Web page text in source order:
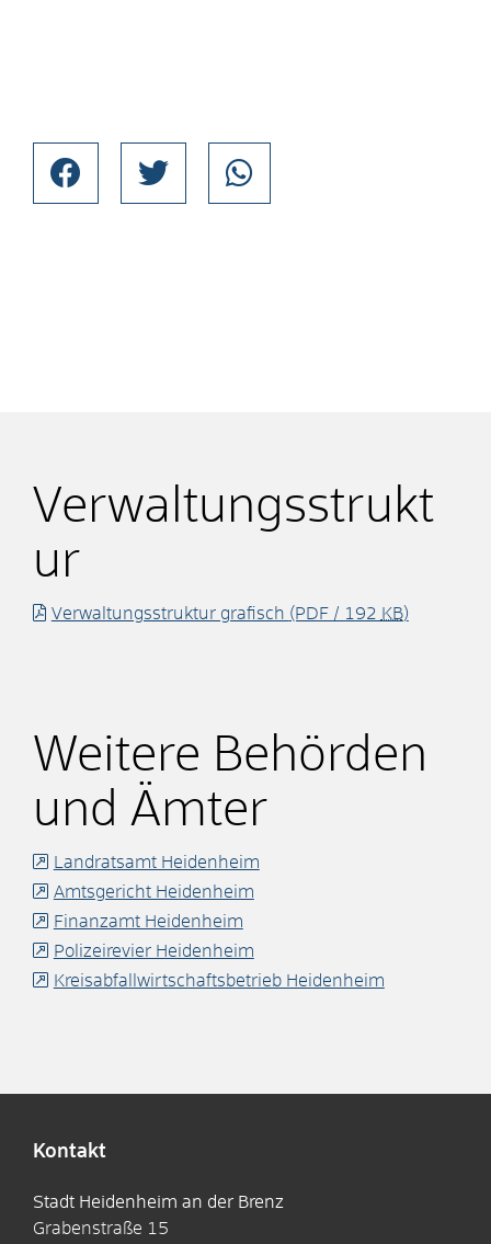
Verwaltungsstrukt
ur
Verwaltungsstruktur grafisch (PDF / 192 KB)
Weitere Behörden
und Ämter
Landratsamt Heidenheim
Amtsgericht Heidenheim
Finanzamt Heidenheim
Polizeirevier Heidenheim
Kreisabfallwirtschaftsbetrieb Heidenheim
Kontakt
Stadt Heidenheim an der Brenz
Grabenstraße 15